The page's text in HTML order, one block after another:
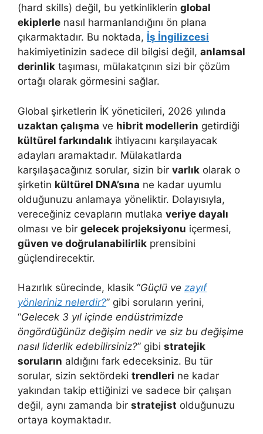
(hard skills) değil, bu yetkinliklerin global
ekiplerle nasıl harmanlandığını ön plana
çıkarmaktadır. Bu noktada, İş İngilizcesi
hakimiyetinizin sadece dil bilgisi değil, anlamsal
derinlik taşıması, mülakatçının sizi bir çözüm
ortağı olarak görmesini sağlar.
Global şirketlerin İK yöneticileri, 2026 yılında
uzaktan çalışma ve hibrit modellerin getirdiği
kültürel farkındalık ihtiyacını karşılayacak
adayları aramaktadır. Mülakatlarda
karşılaşacağınız sorular, sizin bir varlık olarak o
şirketin kültürel DNA’sına ne kadar uyumlu
olduğunuzu anlamaya yöneliktir. Dolayısıyla,
vereceğiniz cevapların mutlaka veriye dayalı
olması ve bir gelecek projeksiyonu içermesi,
güven ve doğrulanabilirlik prensibini
güçlendirecektir.
Hazırlık sürecinde, klasik “Güçlü ve zayıf
yönleriniz nelerdir?” gibi soruların yerini,
“Gelecek 3 yıl içinde endüstrimizde
öngördüğünüz değişim nedir ve siz bu değişime
nasıl liderlik edebilirsiniz?” gibi stratejik
soruların aldığını fark edeceksiniz. Bu tür
sorular, sizin sektördeki trendleri ne kadar
yakından takip ettiğinizi ve sadece bir çalışan
değil, aynı zamanda bir stratejist olduğunuzu
ortaya koymaktadır.